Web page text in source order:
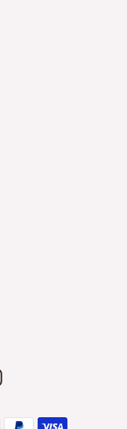
Instagram